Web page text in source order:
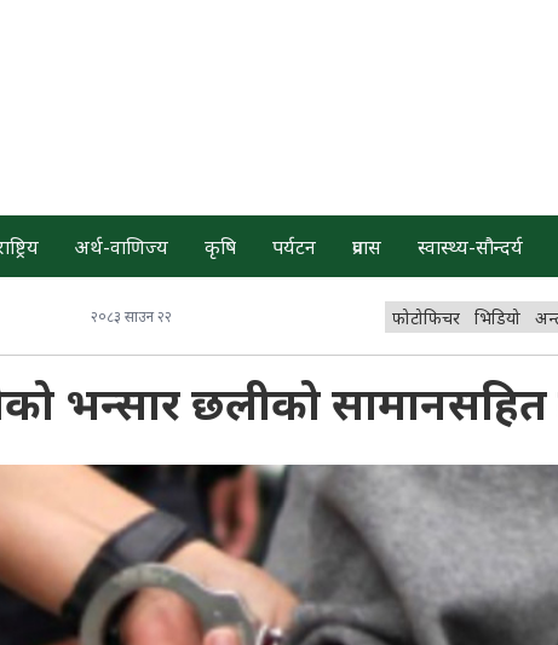
अर्थ-वाणिज्य कृषि पर्यटन प्रवास स्वास्थ्य-सौन्दर्य
२०८३ साउन २२ फोटोफिचर भिडियो
भन्सार छलीको सामानसहित